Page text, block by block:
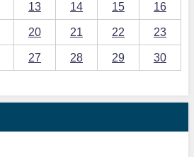
13 14 15 16
20 21 22 23
27 28 29
30